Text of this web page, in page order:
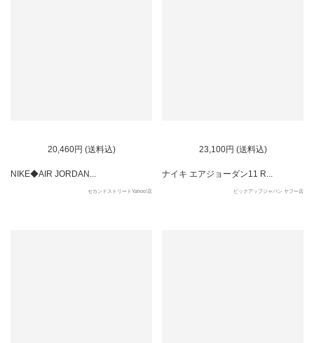
20,460円 (送料込)
NIKE◆AIR JORDAN...
セカンドストリートYahoo!店
23,100円 (送料込)
ナイキ エアジョーダン11 R...
ピックアップジャパン ヤフー店